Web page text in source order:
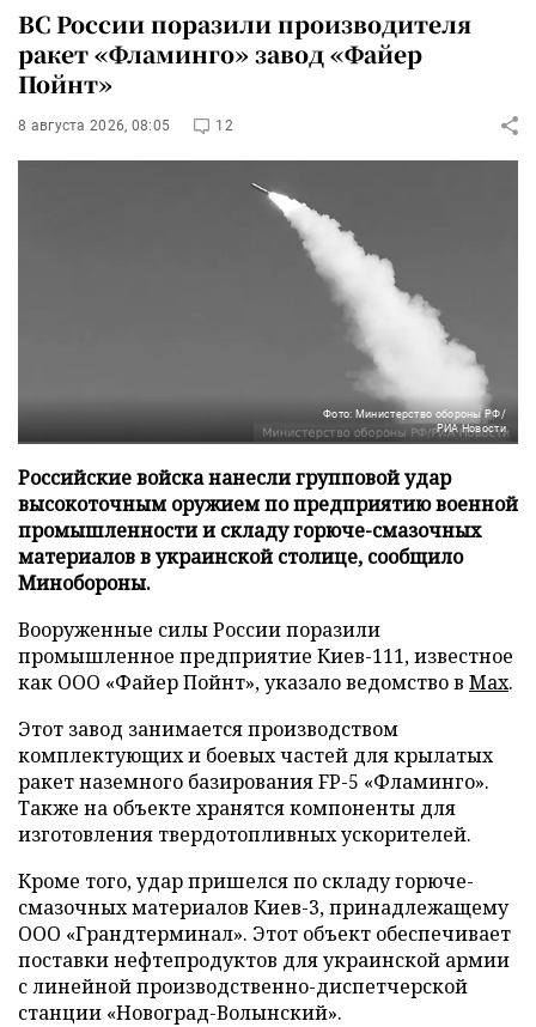
ВС России поразили производителя
ракет «Фламинго» завод «Файер
Пойнт»
8 августа 2026, 08:05 12
Фото: Министерство обороны РФ/
РИА Новости
Российские войска нанесли групповой удар
высокоточным оружием по предприятию военной
промышленности и складу горюче-смазочных
материалов в украинской столице, сообщило
Минобороны.
Вооруженные силы России поразили
промышленное предприятие Киев-111, известное
как ООО «Файер Пойнт», указало ведомство в Max.
Этот завод занимается производством
комплектующих и боевых частей для крылатых
ракет наземного базирования FP-5 «Фламинго».
Также на объекте хранятся компоненты для
изготовления твердотопливных ускорителей.
Кроме того, удар пришелся по складу горюче-
смазочных материалов Киев-3, принадлежащему
ООО «Грандтерминал». Этот объект обеспечивает
поставки нефтепродуктов для украинской армии
с линейной производственно-диспетчерской
станции «Новоград-Волынский».